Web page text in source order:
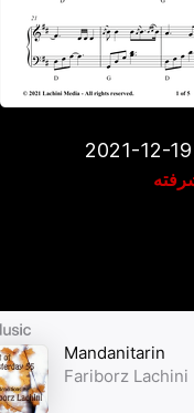
2021-12-